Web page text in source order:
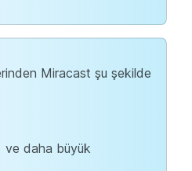
Miracast şu şekilde
daha büyük